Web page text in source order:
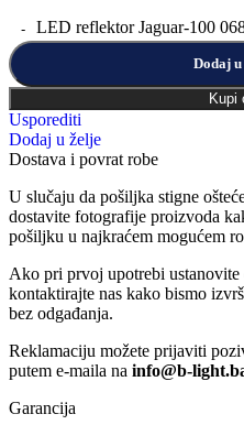
LED reflektor Jaguar-100
Dodaj
Kupi
Usporediti
Dodaj u želje
Dostava i povrat robe
U slučaju da pošiljka stigne
dostavite fotografije proizvoda
pošiljku u najkraćem mogućem
Ako pri prvoj upotrebi ustanovite
kontaktirajte nas kako bismo
bez odgađanja.
Reklamaciju možete prijaviti
putem e-maila na info@b-
Garancija